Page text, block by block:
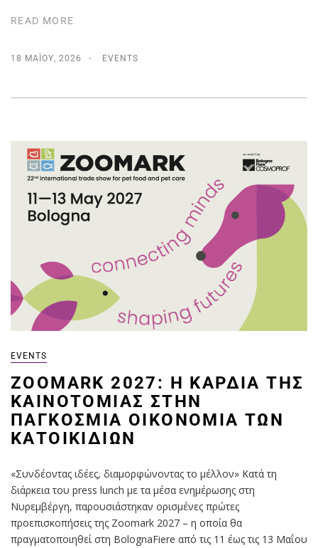
READ MORE
18 ΜΑΪ́ΟΥ, 2026 EVENTS
EVENTS
ZOOMARK 2027: Η ΚΑΡΔΙΆ ΤΗΣ
ΚΑΙΝΟΤΟΜΊΑΣ ΣΤΗΝ
ΠΑΓΚΌΣΜΙΑ ΟΙΚΟΝΟΜΊΑ ΤΩΝ
ΚΑΤΟΙΚΙΔΊΩΝ
«Συνδέοντας ιδέες, διαμορφώνοντας το μέλλον» Κατά τη
διάρκεια του press lunch με τα μέσα ενημέρωσης στη
Νυρεμβέργη, παρουσιάστηκαν ορισμένες πρώτες
προεπισκοπήσεις της Zoomark 2027 – η οποία θα
πραγματοποιηθεί στη BolognaFiere από τις 11 έως τις 13 Μαΐου